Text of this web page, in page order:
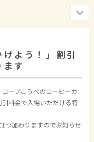
けよう！」割引
す
ープこうべのコーピーカ
料金で入場いただける特
つ加わりますのでお知らせ